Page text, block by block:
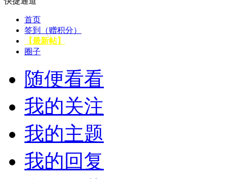
首页
签到（赠积分）
【最新帖】
圈子
随便看看
我的关注
我的主题
我的回复